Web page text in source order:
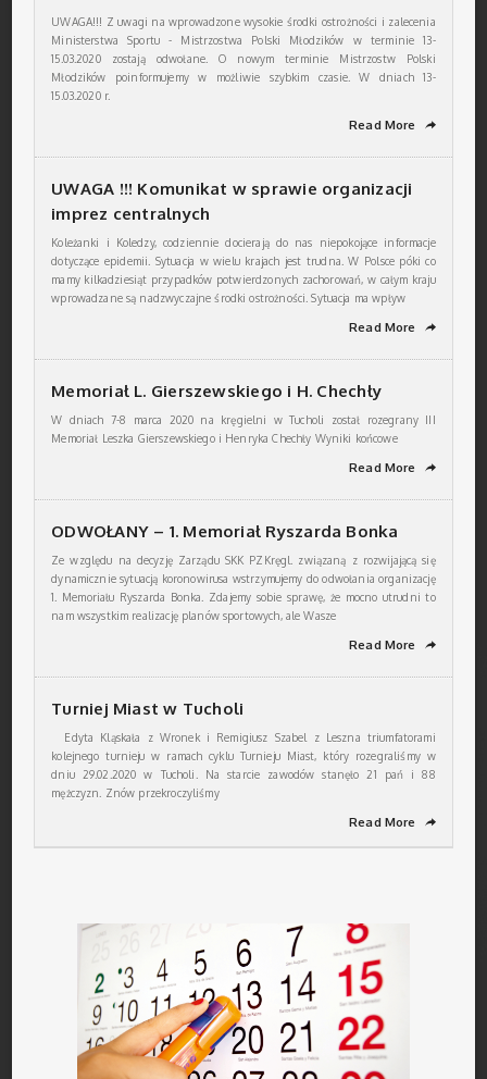
UWAGA!!! Z uwagi na wprowadzone wysokie środki ostrożności i zalecenia
Ministerstwa Sportu - Mistrzostwa Polski Młodzików w terminie 13-
15.03.2020 zostają odwołane. O nowym terminie Mistrzostw Polski
Młodzików poinformujemy w możliwie szybkim czasie. W dniach 13-
15.03.2020 r.
Read More ➦
UWAGA !!! Komunikat w sprawie organizacji
imprez centralnych
Koleżanki i Koledzy, codziennie docierają do nas niepokojące informacje
dotyczące epidemii. Sytuacja w wielu krajach jest trudna. W Polsce póki co
mamy kilkadziesiąt przypadków potwierdzonych zachorowań, w całym kraju
wprowadzane są nadzwyczajne środki ostrożności. Sytuacja ma wpływ
Read More ➦
Memoriał L. Gierszewskiego i H. Chechły
W dniach 7-8 marca 2020 na kręgielni w Tucholi został rozegrany III
Memoriał Leszka Gierszewskiego i Henryka Chechły Wyniki końcowe
Read More ➦
ODWOŁANY – 1. Memoriał Ryszarda Bonka
Ze względu na decyzję Zarządu SKK PZKręgl. związaną z rozwijającą się
dynamicznie sytuacją koronowirusa wstrzymujemy do odwołania organizację
1. Memoriału Ryszarda Bonka. Zdajemy sobie sprawę, że mocno utrudni to
nam wszystkim realizację planów sportowych, ale Wasze
Read More ➦
Turniej Miast w Tucholi
Edyta Kląskała z Wronek i Remigiusz Szabel z Leszna triumfatorami
kolejnego turnieju w ramach cyklu Turnieju Miast, który rozegraliśmy w
dniu 29.02.2020 w Tucholi. Na starcie zawodów stanęło 21 pań i 88
mężczyzn. Znów przekroczyliśmy
Read More ➦